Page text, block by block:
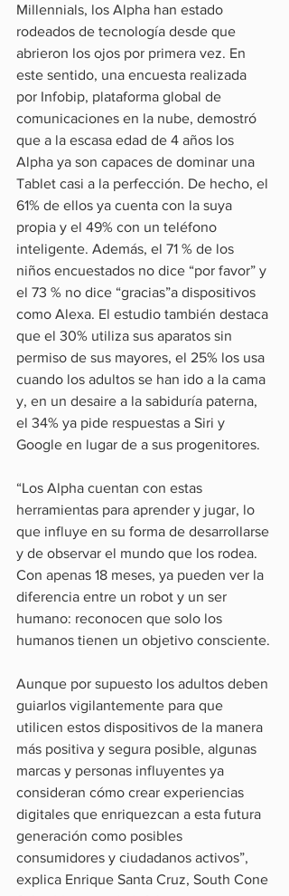
Millennials, los Alpha han estado
rodeados de tecnología desde que
abrieron los ojos por primera vez. En
este sentido, una encuesta realizada
por Infobip, plataforma global de
comunicaciones en la nube, demostró
que a la escasa edad de 4 años los
Alpha ya son capaces de dominar una
Tablet casi a la perfección. De hecho, el
61% de ellos ya cuenta con la suya
propia y el 49% con un teléfono
inteligente. Además, el 71 % de los
niños encuestados no dice “por favor” y
el 73 % no dice “gracias”a dispositivos
como Alexa. El estudio también destaca
que el 30% utiliza sus aparatos sin
permiso de sus mayores, el 25% los usa
cuando los adultos se han ido a la cama
y, en un desaire a la sabiduría paterna,
el 34% ya pide respuestas a Siri y
Google en lugar de a sus progenitores.
“Los Alpha cuentan con estas
herramientas para aprender y jugar, lo
que influye en su forma de desarrollarse
y de observar el mundo que los rodea.
Con apenas 18 meses, ya pueden ver la
diferencia entre un robot y un ser
humano: reconocen que solo los
humanos tienen un objetivo consciente.
Aunque por supuesto los adultos deben
guiarlos vigilantemente para que
utilicen estos dispositivos de la manera
más positiva y segura posible, algunas
marcas y personas influyentes ya
consideran cómo crear experiencias
digitales que enriquezcan a esta futura
generación como posibles
consumidores y ciudadanos activos”,
explica Enrique Santa Cruz, South Cone